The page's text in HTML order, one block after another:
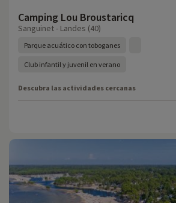
Camping Lou Broustaricq
Sanguinet - Landes (40)
Parque acuático con toboganes
Club infantil y juvenil en verano
Descubra las actividades cercanas